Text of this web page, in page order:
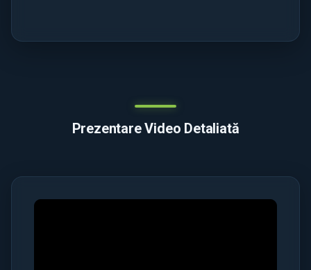
Prezentare Video Detaliată